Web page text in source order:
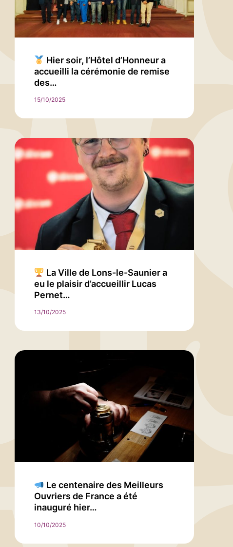
Hier soir, l’Hôtel d’Honneur a
accueilli la cérémonie de remise
des…
15/10/2025
La Ville de Lons-le-Saunier a
eu le plaisir d’accueillir Lucas
Pernet…
13/10/2025
Le centenaire des Meilleurs
Ouvriers de France a été
inauguré hier…
10/10/2025